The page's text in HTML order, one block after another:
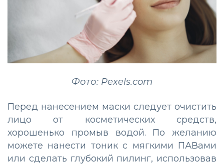
Фото: Pexels.com
Перед нанесением маски следует очистить
лицо от косметических средств,
хорошенько промыв водой. По желанию
можете нанести тоник с мягкими ПАВами
или сделать глубокий пилинг, использовав